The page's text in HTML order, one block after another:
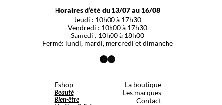
Horaires d’été du 13/07 au 16/08
Jeudi : 10h00 à 17h30
Vendredi : 10h00 à 17h30
Samedi : 10h00 à 18h00
Fermé: lundi, mardi, mercredi et dimanche
Facebook
Instagram
Eshop
Beauté
Bien-être
La boutique
Les marques
Contact